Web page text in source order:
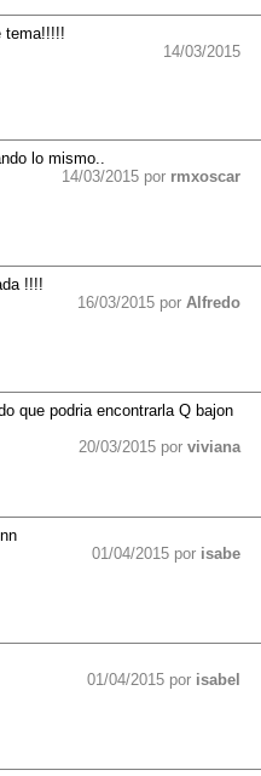
tema!!!!!
14/03/2015
lo mismo..
14/03/2015 por rmxoscar
!!!!
16/03/2015 por Alfredo
que podria encontrarla Q bajon
20/03/2015 por viviana
01/04/2015 por isabe
01/04/2015 por isabel